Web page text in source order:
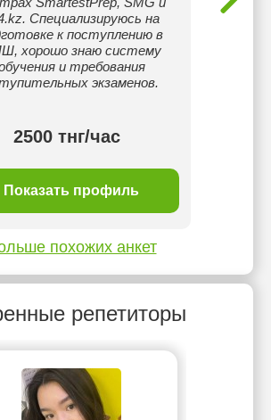
Специализируюсь на
к поступлению в
хорошо знаю систему
и требования
экзаменов.
2500 тнг/час
Показать профиль
похожих анкет
репетиторы